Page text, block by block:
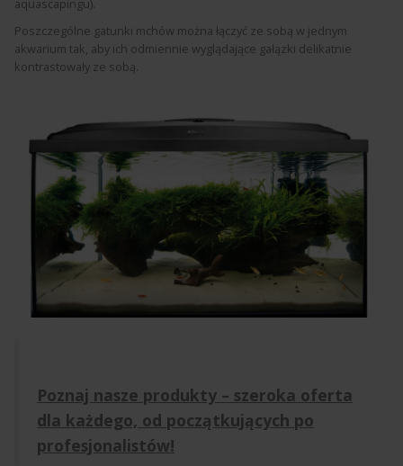
aquascapingu).
Poszczególne gatunki mchów można łączyć ze sobą w jednym
akwarium tak, aby ich odmiennie wyglądające gałązki delikatnie
kontrastowały ze sobą.
Poznaj nasze produkty – szeroka oferta
dla każdego, od początkujących po
profesjonalistów!